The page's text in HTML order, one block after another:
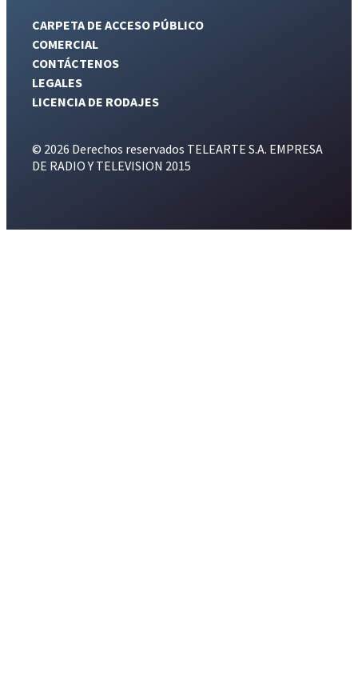
CARPETA DE ACCESO PÚBLICO
COMERCIAL
CONTÁCTENOS
LEGALES
LICENCIA DE RODAJES
© 2026 Derechos reservados TELEARTE S.A. EMPRESA
DE RADIO Y TELEVISION 2015